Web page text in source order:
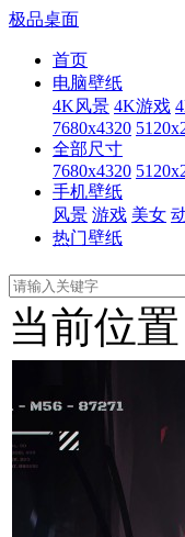
极品桌面
首页
电脑壁纸
4K风景 4K游戏
7680x4320
全部尺寸
7680x4320
手机壁纸
风景 游戏 美女
热门壁纸
当前位置